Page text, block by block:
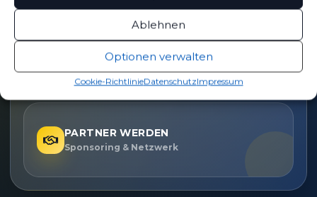
Ablehnen
Optionen verwalten
Cookie-RichtlinieDatenschutzImpressum
SPIELPLAN
Nächste Partien ansehen
PARTNER WERDEN
Sponsoring & Netzwerk